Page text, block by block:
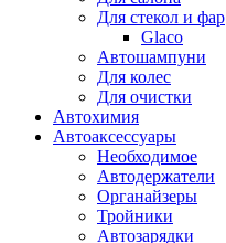
Для стекол и фар
Glaco
Автошампуни
Для колес
Для очистки
Автохимия
Автоаксессуары
Необходимое
Автодержатели
Органайзеры
Тройники
Автозарядки